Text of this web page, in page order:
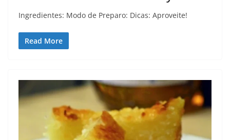
Ingredientes: Modo de Preparo: Dicas: Aproveite!
Read More